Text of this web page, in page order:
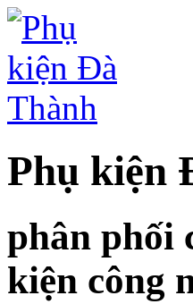
Phụ kiện
phân phối
kiện công